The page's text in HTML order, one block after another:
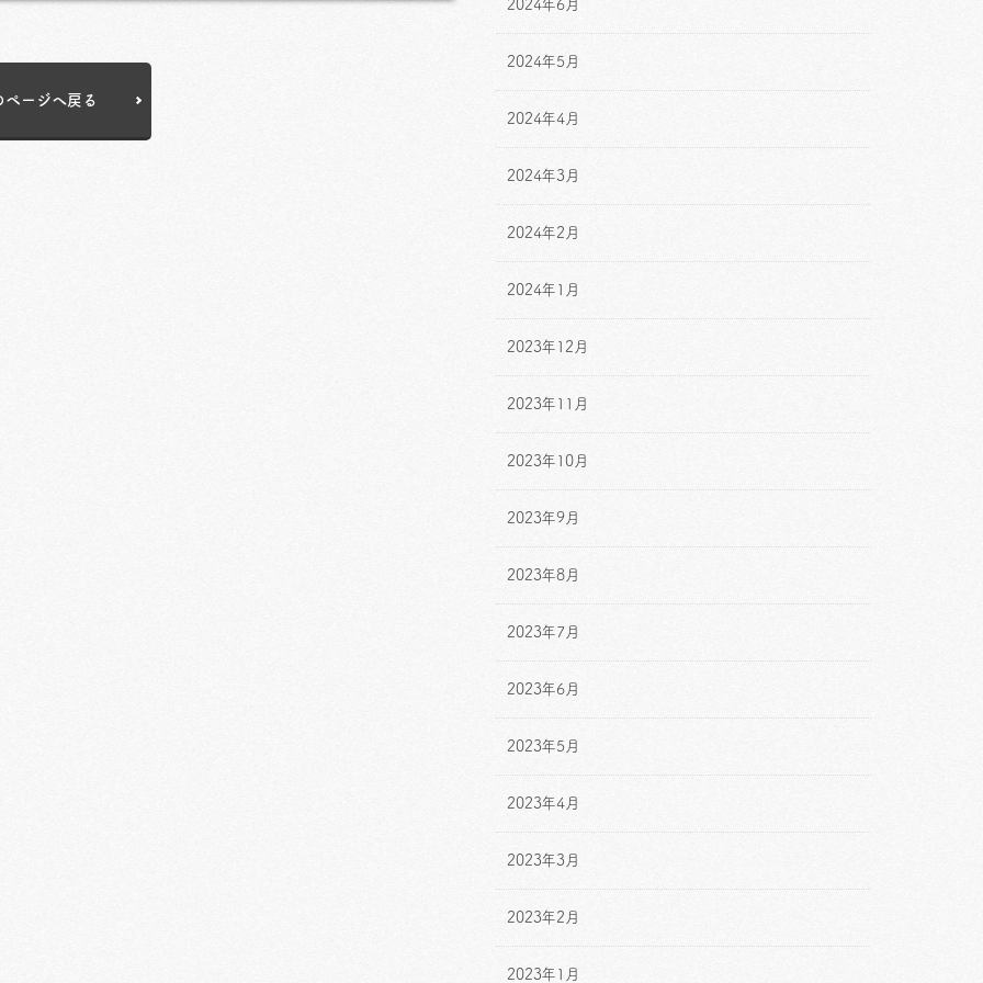
ページへ戻る
2024年6月
2024年5月
2024年4月
2024年3月
2024年2月
2024年1月
2023年12月
2023年11月
2023年10月
2023年9月
2023年8月
2023年7月
2023年6月
2023年5月
2023年4月
2023年3月
2023年2月
2023年1月